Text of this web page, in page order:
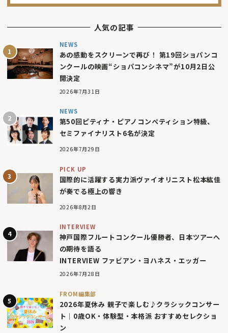
人気の記事
NEWS
あの感動をスクリーンで再び！ 第19回ショパンコ
ンクールの映画“ショパコンシネマ”が10月2日公
開決定
2026年7月31日
NEWS
第50回ピティナ・ピアノコンペティション特級、
セミファイナリスト6名が決定
2026年7月29日
PICK UP
国際的に活躍する実力派ヴァイオリニスト松本紘佳
が奏でる極上の響き
2026年8月2日
INTERVIEW
神戸国際フルートコンクール優勝者、日本ツアーへ
の期待を語る
INTERVIEW ファビアン・ヨハネス・エッガー
2026年7月28日
FROM編集部
2026年夏休み 親子で楽しむ♪クラシックコンサー
ト｜0歳OK・体験型・本格派 おすすめセレクショ
ン